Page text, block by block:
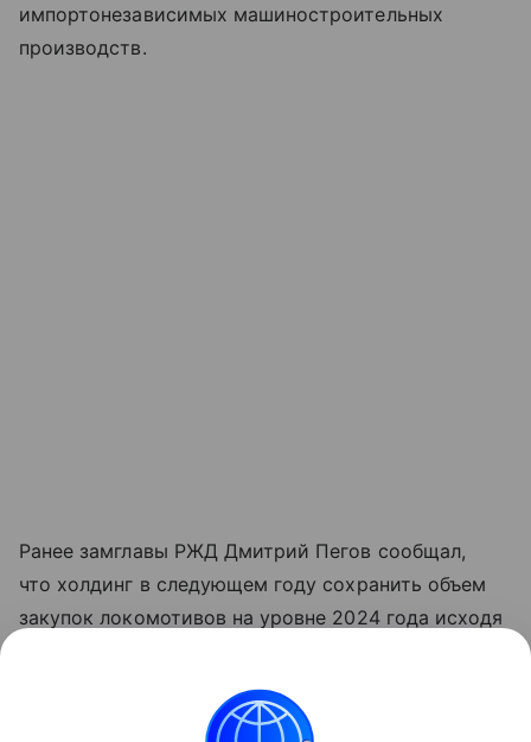
импортонезависимых машиностроительных
производств.
Ранее замглавы РЖД Дмитрий Пегов сообщал,
что холдинг в следующем году сохранить объем
закупок локомотивов на уровне 2024 года исходя
может быть меньше. Как уточняли в пресс-службе
РЖД, план закупки локомотивов на 2024 года